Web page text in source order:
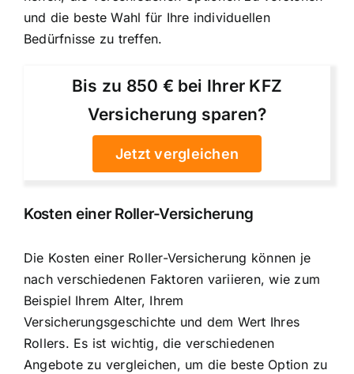
und die beste Wahl für Ihre individuellen
Bedürfnisse zu treffen.
Bis zu 850 € bei Ihrer KFZ
Versicherung sparen?
Jetzt vergleichen
Kosten einer Roller-Versicherung
Die Kosten einer Roller-Versicherung können je
nach verschiedenen Faktoren variieren, wie zum
Beispiel Ihrem Alter, Ihrem
Versicherungsgeschichte und dem Wert Ihres
Rollers. Es ist wichtig, die verschiedenen
Angebote zu vergleichen, um die beste Option zu